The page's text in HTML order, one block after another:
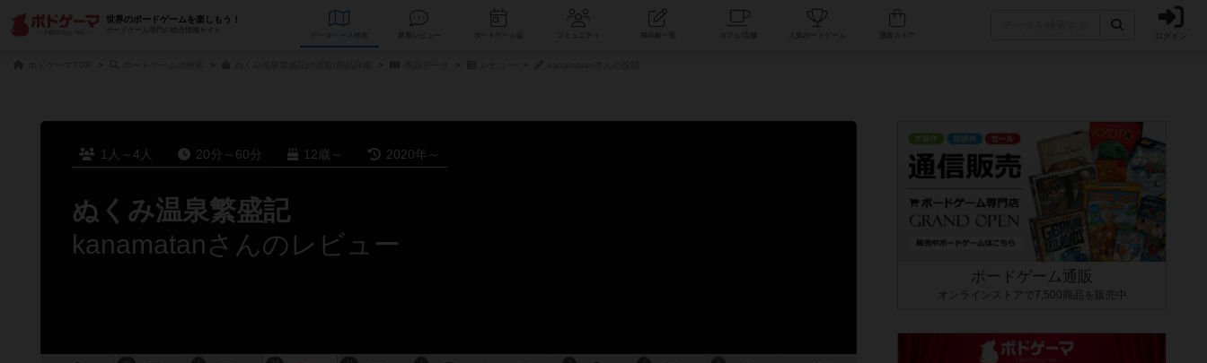
世界のボードゲームを楽しもう！
ボードゲーム専門の総合情報サイト
データベース コミュニティ 人気ボードゲーム ログイン
1人～4人 20分～60分 12歳～ 2020年～
ぬくみ温泉繁盛記
kanamatanさんのレビュー
ボードゲーム通販
オンラインストアで7,500商品を販売中